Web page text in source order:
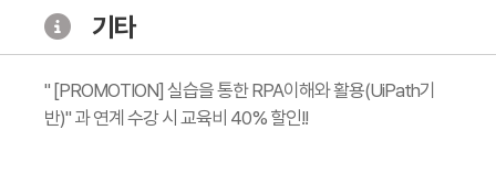
- 트랜잭션 이해 (시연)
- 트랜잭션 생성 및 확인
5.Ethereum Client
기타
" [PROMOTION] 실습을 통한 RPA이해와 활용(UiPath기
반)" 과 연계 수강 시 교육비 40% 할인!!